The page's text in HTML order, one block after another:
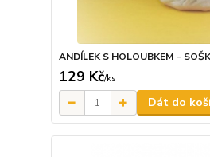
ANDÍLEK S HOLOUBKEM -
129 Kč/ks
Dát do